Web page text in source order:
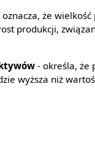
oznacza, że
produkcji,
- określa, że
wyższa niż